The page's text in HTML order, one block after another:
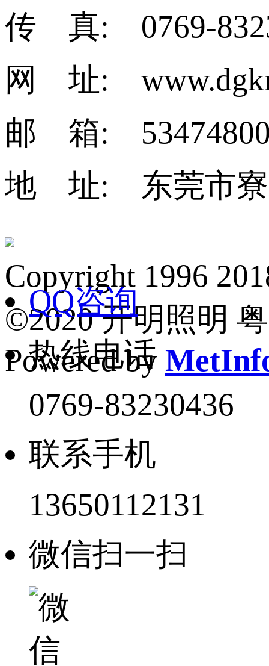
传 真: 0769-
网 址:
邮 箱:
地 址: 东莞市寮
Copyright 1996
©2020 开明照明
Powered by
QQ咨询
热线电话
0769-83230436
联系手机
13650112131
微信扫一扫